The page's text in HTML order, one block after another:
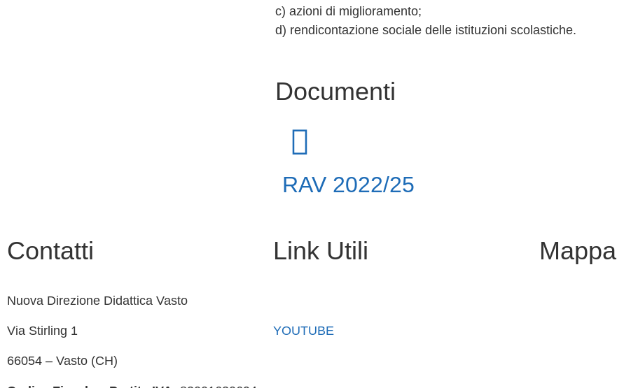
c) azioni di miglioramento;
d) rendicontazione sociale delle istituzioni scolastiche.
Documenti
RAV 2022/25
Contatti
Nuova Direzione Didattica Vasto
Via Stirling 1
66054 – Vasto (CH)
Link Utili
YOUTUBE
Mappa